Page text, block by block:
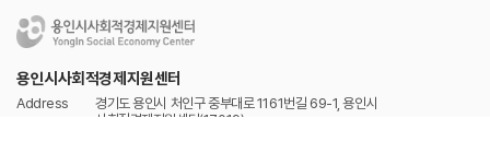
용인시사회적경제지원센터
Address
경기도 용인시 처인구 중부대로 1161번길 69-1, 용인시
사회적경제지원센터(17019)